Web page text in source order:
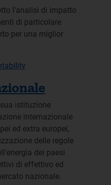
l'analisi di impatto
di particolare
per una miglior
istituzione
internazionale
ed extra europei,
delle regole
dei paesi
di effettivo ed
nazionale.